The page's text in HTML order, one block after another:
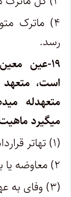
۴) ماترک
رسد.
۱۹-عین
است،
متعهدله
میگیرد
(۱) تهاتر قراردادی در مقام وفای به عهد
۲) معاوضه یا بیع یا صلح در مقام معاوضه یا بیع
(۳) وفای به عهد